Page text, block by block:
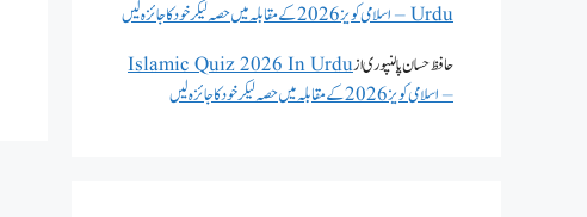
Urdu – اسلامی کویز 2026 کے مقابلہ میں حصہ لیکر خود کا جائزہ لیں
حافظ حسان پالنپوریازIslamic Quiz 2026 In Urdu
– اسلامی کویز 2026 کے مقابلہ میں حصہ لیکر خود کا جائزہ لیں